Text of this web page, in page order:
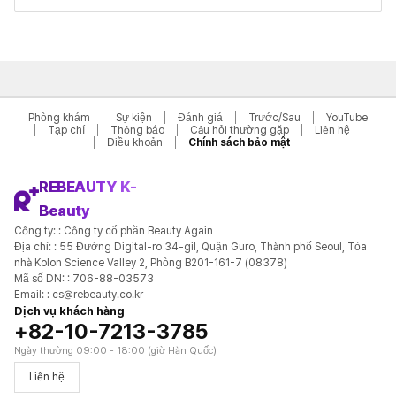
Phòng khám Sự kiện Đánh giá Trước/Sau
YouTube
Tạp chí
Thông báo Câu hỏi thường gặp
Liên hệ
Điều khoản
Chính sách bảo mật
REBEAUTY K-
Beauty
Công ty: : Công ty cổ phần Beauty Again
Địa chỉ: : 55 Đường Digital-ro 34-gil, Quận Guro, Thành phố Seoul, Tòa
nhà Kolon Science Valley 2, Phòng B201-161-7 (08378)
Mã số DN: : 706-88-03573
Email: : cs@rebeauty.co.kr
Dịch vụ khách hàng
+82-10-7213-3785
Ngày thường 09:00 - 18:00 (giờ Hàn Quốc)
Liên hệ